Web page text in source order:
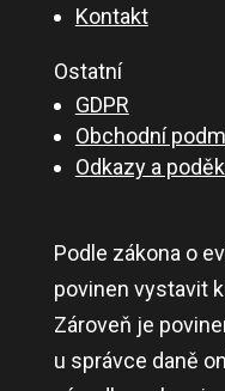
Kontakt
Ostatní
GDPR
Obchodní
Odkazy a
Podle zákona o
povinen vystavit
Zároveň je
u správce daně